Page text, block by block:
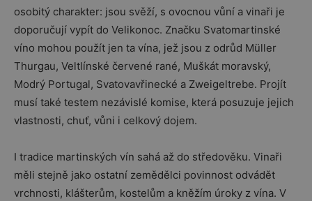
osobitý charakter: jsou svěží, s ovocnou vůní a vinaři je
doporučují vypít do Velikonoc. Značku Svatomartinské
víno mohou použít jen ta vína, jež jsou z odrůd Müller
Thurgau, Veltlínské červené rané, Muškát moravský,
Modrý Portugal, Svatovavřinecké a Zweigeltrebe. Projít
musí také testem nezávislé komise, která posuzuje jejich
vlastnosti, chuť, vůni i celkový dojem.
I tradice martinských vín sahá až do středověku. Vinaři
měli stejně jako ostatní zemědělci povinnost odvádět
vrchnosti, klášterům, kostelům a kněžím úroky z vína. V